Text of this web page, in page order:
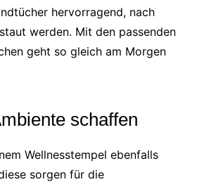
hervorragend, nach
werden. Mit den passenden
geht so gleich am Morgen
schaffen
Wellnesstempel ebenfalls
sorgen für die